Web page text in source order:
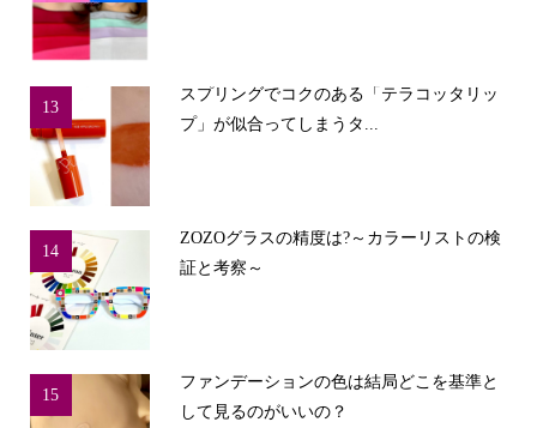
13
スプリングでコクのある「テラコッタリッ
プ」が似合ってしまうタ...
14
ZOZOグラスの精度は?～カラーリストの検
証と考察～
15
ファンデーションの色は結局どこを基準と
して見るのがいいの？